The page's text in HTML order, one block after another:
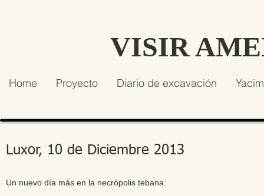
VISIR
Home Proyecto Diario de excavación
Luxor, 10 de Diciembre 2013
Un nuevo día más en la necrópolis tebana.